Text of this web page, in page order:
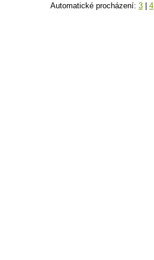
Automatické procházení: 3 4